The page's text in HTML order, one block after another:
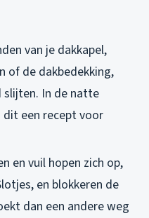
van je dakkapel,
of de dakbedekking,
slijten. In de natte
een recept voor
en vuil hopen zich op,
en blokkeren de
dan een andere weg